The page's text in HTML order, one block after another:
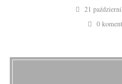
21
0